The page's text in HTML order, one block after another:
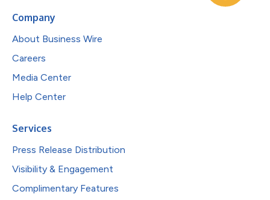
Company
About Business Wire
Careers
Media Center
Help Center
Services
Press Release Distribution
Visibility & Engagement
Complimentary Features